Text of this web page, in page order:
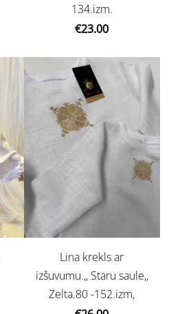
134.izm.
€23.00
Lina krekls ar
izšuvumu.,, Staru saule,,
Zelta.80 -152.izm,